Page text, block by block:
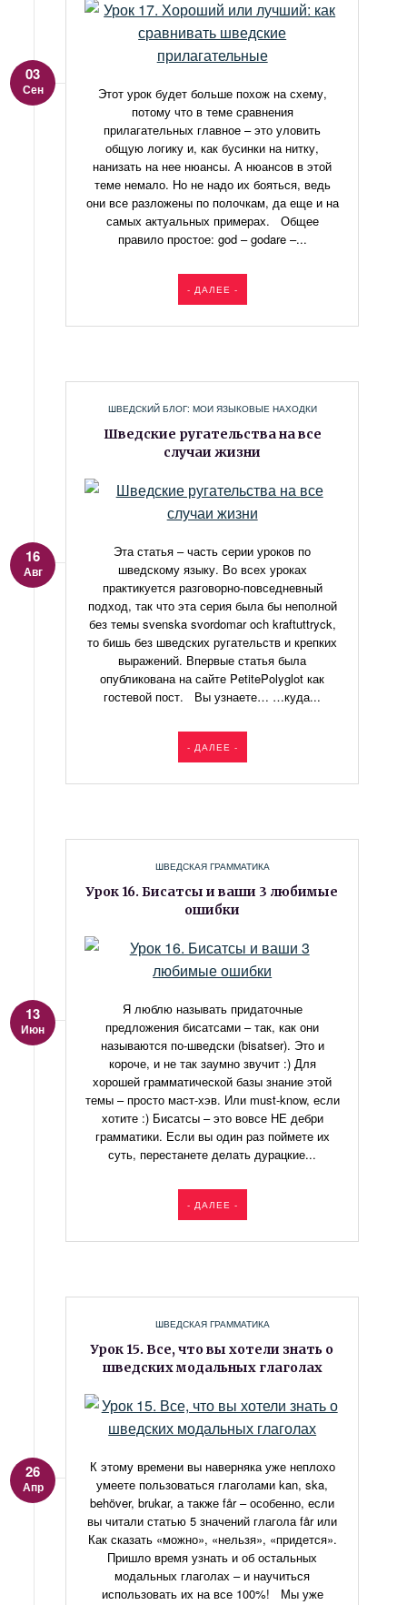
03
Сен
Этот урок будет больше похож на схему,
потому что в теме сравнения
прилагательных главное – это уловить
общую логику и, как бусинки на нитку,
нанизать на нее нюансы. А нюансов в этой
теме немало. Но не надо их бояться, ведь
они все разложены по полочкам, да еще и на
самых актуальных примерах. Общее
правило простое: god – godare –...
- ДАЛЕЕ -
ШВЕДСКИЙ БЛОГ: МОИ ЯЗЫКОВЫЕ НАХОДКИ
Шведские ругательства на все
случаи жизни
16
Авг
Эта статья – часть серии уроков по
шведскому языку. Во всех уроках
практикуется разговорно-повседневный
подход, так что эта серия была бы неполной
без темы svenska svordomar och kraftuttryck,
то бишь без шведских ругательств и крепких
выражений. Впервые статья была
опубликована на сайте PetitePolyglot как
гостевой пост. Вы узнаете… …куда...
- ДАЛЕЕ -
ШВЕДСКАЯ ГРАММАТИКА
Урок 16. Бисатсы и ваши 3 любимые
ошибки
13
Июн
Я люблю называть придаточные
предложения бисатсами – так, как они
называются по-шведски (bisatser). Это и
короче, и не так заумно звучит :) Для
хорошей грамматической базы знание этой
темы – просто маст-хэв. Или must-know, если
хотите :) Бисатсы – это вовсе НЕ дебри
грамматики. Если вы один раз поймете их
суть, перестанете делать дурацкие...
- ДАЛЕЕ -
ШВЕДСКАЯ ГРАММАТИКА
Урок 15. Все, что вы хотели знать о
шведских модальных глаголах
26
Апр
К этому времени вы наверняка уже неплохо
умеете пользоваться глаголами kan, ska,
behöver, brukar, а также får – особенно, если
вы читали статью 5 значений глагола får или
Как сказать «можно», «нельзя», «придется».
Пришло время узнать и об остальных
модальных глаголах – и научиться
использовать их на все 100%! Мы уже